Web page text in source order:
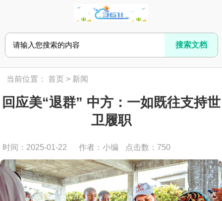
当前位置：首页 > 新闻
回应美“退群” 中方：一如既往支持世
卫履职
时间：2025-01-22 作者：小编 点击数： 750